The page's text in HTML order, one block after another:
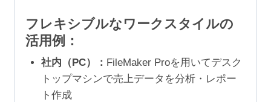
フレキシブルなワークスタイルの
活用例：
社内（PC）： FileMaker Proを用いてデスク
トップマシンで売上データを分析・レポー
ト作成